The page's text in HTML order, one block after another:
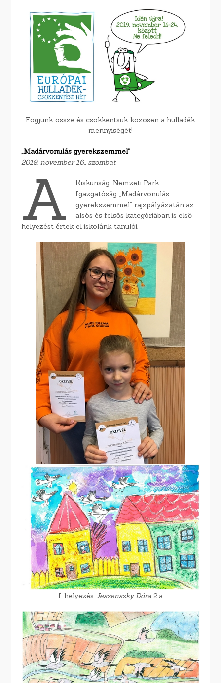
Fogjunk össze és csökkentsük közösen a hulladék
mennyiségét!
„Madárvonulás gyerekszemmel”
2019. november 16., szombat
A
Kiskunsági Nemzeti Park
Igazgatóság „Madárvonulás
gyerekszemmel” rajzpályázatán az
alsós és felsős kategóriában is első
helyezést értek el iskolánk tanulói.
I. helyezés: Jeszenszky Dóra 2.a